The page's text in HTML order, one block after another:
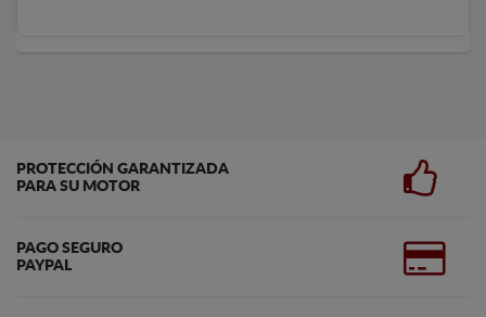
PROTECCIÓN GARANTIZADA
PARA SU MOTOR
PAGO SEGURO
PAYPAL